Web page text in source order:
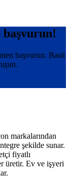
başvurun!
başvurun. Basit
markalarından
şekilde sunar.
fiyatlı
üretir. Ev ve işyeri